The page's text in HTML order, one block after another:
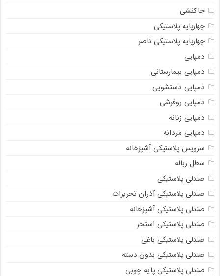
جاکفشی
چهارپایه پلاستیکی
چهارپایه پلاستیکی ناصر
دمپایی
دمپایی بیمارستانی
دمپایی دستشویی
دمپایی روفرشی
دمپایی زنانه
دمپایی مردانه
سرویس پلاستیکی آشپزخانه
سطل زباله
صندلی پلاستیکی
صندلی پلاستیکی آذران تحریرات
صندلی پلاستیکی آشپزخانه
صندلی پلاستیکی استخر
صندلی پلاستیکی باغی
صندلی پلاستیکی بدون دسته
صندلی پلاستیکی پایه چوبی